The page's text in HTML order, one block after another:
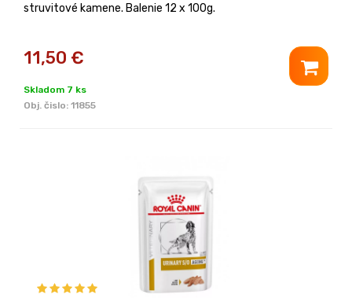
struvitové kamene. Balenie 12 x 100g.
11,50 €
Skladom 7 ks
Obj. čislo: 11855